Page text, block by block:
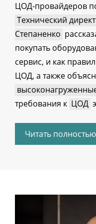
ЦОД-провайдеров
Технический
Степаненко
покупать
сервис, и как
ЦОД, а также
требования к ЦОД
Читать полностью